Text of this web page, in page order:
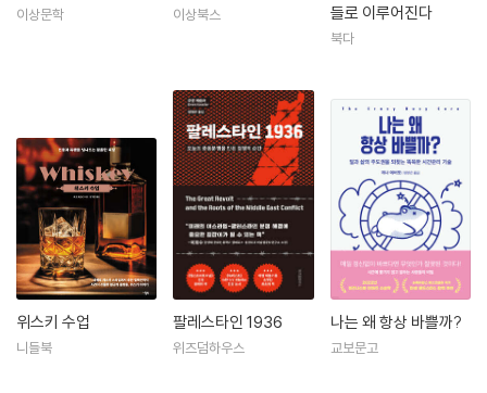
이상문학 이상북스
들로 이루어진다
북다
위스키 수업
니들북
팔레스타인 1936
위즈덤하우스
나는 왜 항상 바쁠까?
교보문고